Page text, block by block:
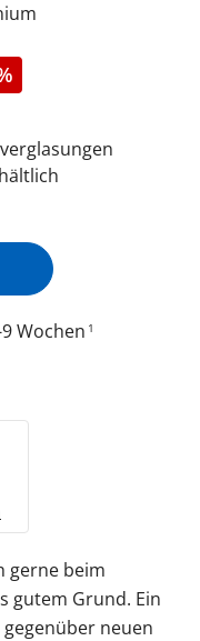
Wochen 1
gerne beim
gutem Grund. Ein
neuen